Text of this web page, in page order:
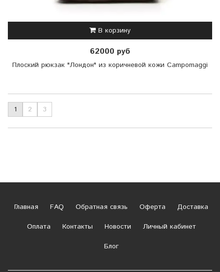
В корзину
62000 руб
Плоский рюкзак "Лондон" из коричневой кожи Campomaggi
1 2 3
Главная FAQ Обратная связь Оферта
Доставка
Оплата
Контакты Новости
Личный кабинет
Блог